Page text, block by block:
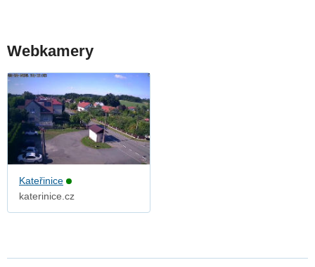
Webkamery
Kateřinice
katerinice.cz